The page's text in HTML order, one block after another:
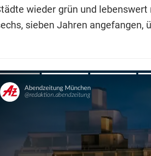
wieder grün und
sieben Jahren angefangen,